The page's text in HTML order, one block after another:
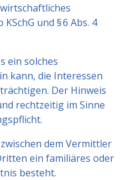
und § 6 Abs. 4
ein solches
kann, die Interessen
Der Hinweis
rechtzeitig im Sinne
dem Vermittler
ein familiäres oder
besteht.